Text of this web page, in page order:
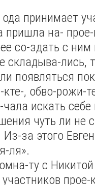
принимает
пришла на-
со-здать с ним
складыва-лись,
появляться
, обво-рожи-
искать
чуть ли
за этого
ля».
ту с
прое-